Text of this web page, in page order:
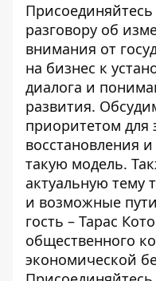
разговору об
внимания от
на бизнес к
диалога и
развития.
приоритетом для
восстановления
такую ​​модель.
актуальную тему
и возможные
гость – Тарас
общественного
экономической